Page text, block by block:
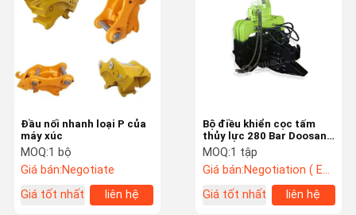
Đầu nối nhanh loại P của
máy xúc
MOQ:1 bộ
Giá bán:Negotiate
Giá tốt nhất
liên hệ
Bộ điều khiển cọc tấm
thủy lực 280 Bar Doosan
DH300 Máy xúc Vibro
Hammer
MOQ:1 tập
Giá bán:Negotiation ( EXW , FOB or CIF price )
Giá tốt nhất
liên hệ